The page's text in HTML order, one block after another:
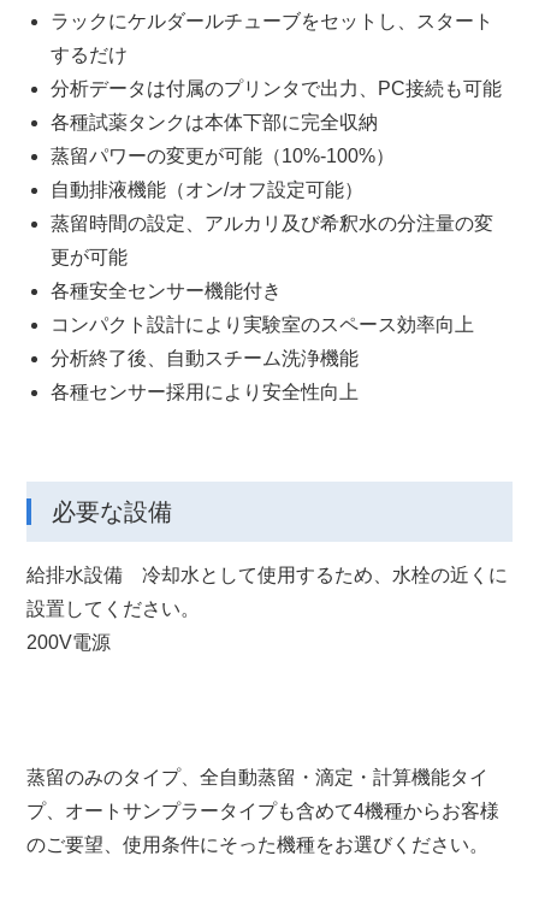
ラックにケルダールチューブをセットし、スタート
するだけ
分析データは付属のプリンタで出⼒、PC接続も可能
各種試薬タンクは本体下部に完全収納
蒸留パワーの変更が可能（10%-100%）
⾃動排液機能（オン/オフ設定可能）
蒸留時間の設定、アルカリ及び希釈⽔の分注量の変
更が可能
各種安全センサー機能付き
コンパクト設計により実験室のスペース効率向上
分析終了後、自動スチーム洗浄機能
各種センサー採⽤により安全性向上
必要な設備
給排⽔設備 冷却⽔として使⽤するため、⽔栓の近くに
設置してください。
200V電源
蒸留のみのタイプ、全⾃動蒸留・滴定・計算機能タイ
プ、オートサンプラータイプも含めて4機種からお客様
のご要望、使⽤条件にそった機種をお選びください。